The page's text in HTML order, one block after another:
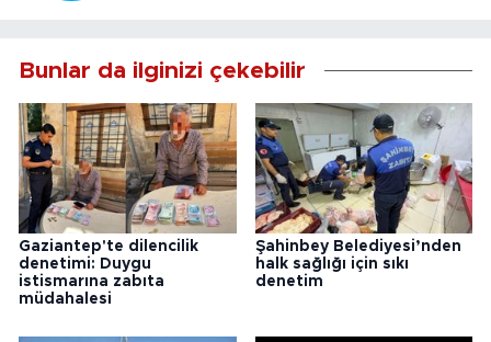
Bunlar da ilginizi çekebilir
Gaziantep'te dilencilik
denetimi: Duygu
istismarına zabıta
müdahalesi
Şahinbey Belediyesi’nden
halk sağlığı için sıkı
denetim